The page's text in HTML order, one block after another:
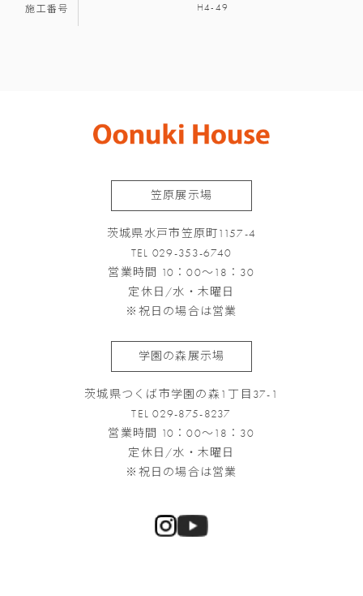
施工番号 H4-49
笠原展示場
茨城県水戸市笠原町1157-4
TEL 029-353-6740
営業時間 10：00～18：30
定休日/水・木曜日
※祝日の場合は営業
学園の森展示場
茨城県つくば市学園の森1丁目37-1
TEL 029-875-8237
営業時間 10：00～18：30
定休日/水・木曜日
※祝日の場合は営業